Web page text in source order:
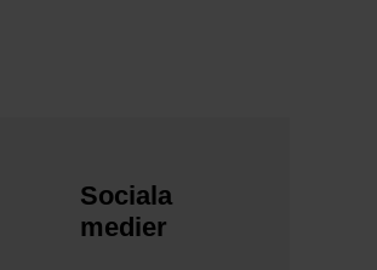
Sociala
medier